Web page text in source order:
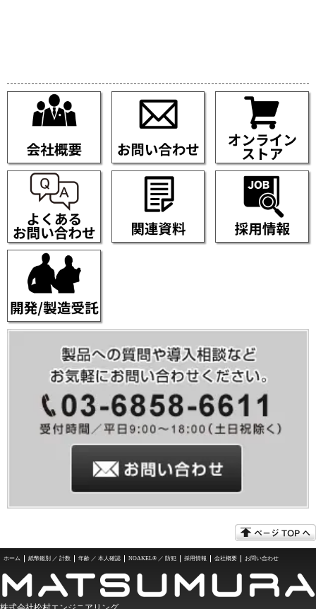
ホーム 紙幣鑑別 ／ 計数 年齢 ／ 本人確認 NOAKEL® ／ 防犯 採用情報 会社概要 お問い合わせ